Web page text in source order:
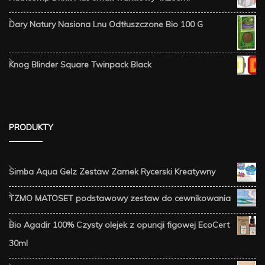
Dary Natury Nasiona Lnu Odtłuszczone Bio 100 G
Knog Blinder Square Twinpack Black
PRODUKTY
Simba Aqua Gelz Zestaw Zamek Rycerski Kreatywny
TZMO MATOSET podstawowy zestaw do cewnikowania
Bio Agadir 100% Czysty olejek z opuncji figowej EcoCert
30ml